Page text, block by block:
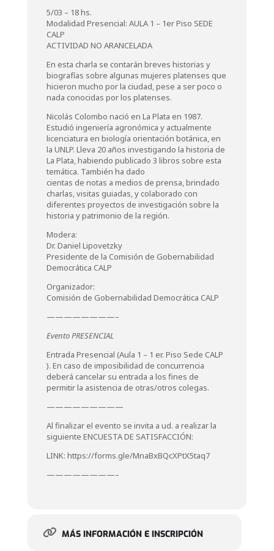
5/03 – 18 hs.
Modalidad Presencial: AULA 1 – 1er Piso SEDE
CALP
ACTIVIDAD NO ARANCELADA
En esta charla se contarán breves historias y
biografías sobre algunas mujeres platenses que
hicieron mucho por la ciudad, pese a ser poco o
nada conocidas por los platenses.
Nicolás Colombo nació en La Plata en 1987.
Estudió ingeniería agronómica y actualmente
licenciatura en biología orientación botánica, en
la UNLP. Lleva 20 años investigando la historia de
La Plata, habiendo publicado 3 libros sobre esta
temática. También ha dado
cientas de notas a medios de prensa, brindado
charlas, visitas guiadas, y colaborado con
diferentes proyectos de investigación sobre la
historia y patrimonio de la región.
Modera:
Dr. Daniel Lipovetzky
Presidente de la Comisión de Gobernabilidad
Democrática CALP
Organizador:
Comisión de Gobernabilidad Democrática CALP
————————–
Evento PRESENCIAL
Entrada Presencial (Aula 1 – 1 er. Piso Sede CALP
). En caso de imposibilidad de concurrencia
deberá cancelar su entrada a los fines de
permitir la asistencia de otras/otros colegas.
—————————
Al finalizar el evento se invita a ud. a realizar la
siguiente ENCUESTA DE SATISFACCIÓN:
LINK: https://forms.gle/MnaBxBQcXPtX5taq7
————————–
MÁS INFORMACIÓN E INSCRIPCIÓN